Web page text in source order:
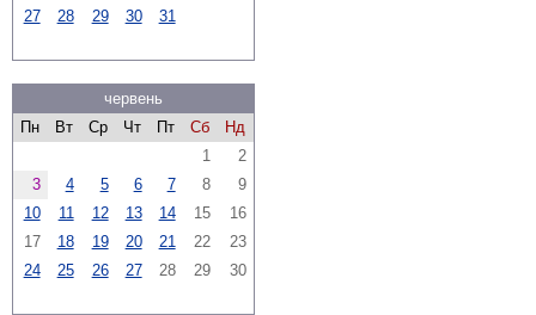
27
28 29 30 31
червень
Пн
Вт Ср Чт Пт Сб
Нд
1
2
3
4 5 6 7 8
9
10
11 12 13 14 15
16
17
18 19 20 21 22
23
24
25 26 27 28 29 30